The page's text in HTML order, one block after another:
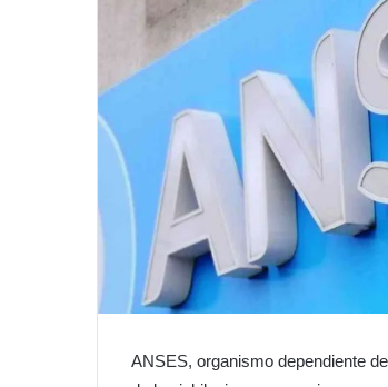
ANSES, organismo dependiente